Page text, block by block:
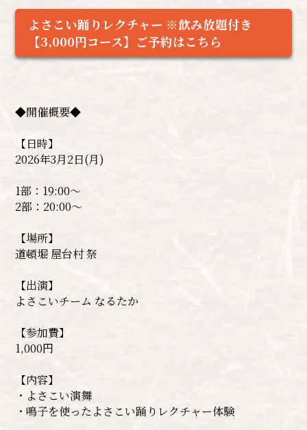
よさこい踊りレクチャー ※飲み放題付き
【3,000円コース】ご予約はこちら
◆開催概要◆
【日時】
2026年3月2日(月)
1部：19:00～
2部：20:00～
【場所】
道頓堀 屋台村 祭
【出演】
よさこいチーム なるたか
【参加費】
1,000円
【内容】
・よさこい演舞
・鳴子を使ったよさこい踊りレクチャー体験